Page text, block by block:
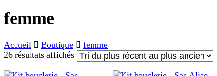
femme
Accueil Boutique
femme
26 résultats affichésTrié
du